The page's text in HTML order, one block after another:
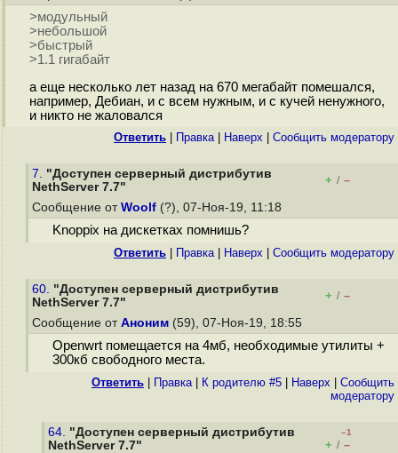
>модульный
>небольшой
>быстрый
>1.1 гигабайт
а еще несколько лет назад на 670 мегабайт помешался,
например, Дебиан, и с всем нужным, и с кучей ненужного,
и никто не жаловался
Ответить Правка| Наверх Cообщить модератору
7. "Доступен серверный дистрибутив
NethServer 7.7"
+ / –
Сообщение от Woolf (?), 07-Ноя-19, 11:18
Knoppix на дискетках помнишь?
Ответить Правка| Наверх Cообщить модератору
60. "Доступен серверный дистрибутив
NethServer 7.7"
+ / –
Сообщение от Аноним (59), 07-Ноя-19, 18:55
Openwrt помещается на 4мб, необходимые утилиты +
300кб свободного места.
Ответить Правка| К родителю #5 Наверх
Cообщить
модератору
64. "Доступен серверный дистрибутив
NethServer 7.7"
–1
+ / –